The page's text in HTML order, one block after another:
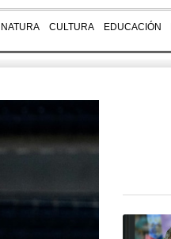
NATURA CULTURA EDUCACIÓN